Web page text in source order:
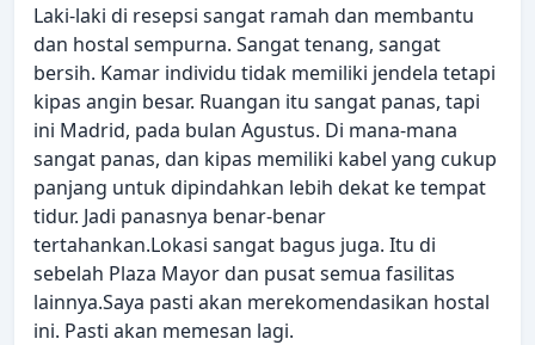
Laki-laki di resepsi sangat ramah dan membantu
dan hostal sempurna. Sangat tenang, sangat
bersih. Kamar individu tidak memiliki jendela tetapi
kipas angin besar. Ruangan itu sangat panas, tapi
ini Madrid, pada bulan Agustus. Di mana-mana
sangat panas, dan kipas memiliki kabel yang cukup
panjang untuk dipindahkan lebih dekat ke tempat
tidur. Jadi panasnya benar-benar
tertahankan.Lokasi sangat bagus juga. Itu di
sebelah Plaza Mayor dan pusat semua fasilitas
lainnya.Saya pasti akan merekomendasikan hostal
ini. Pasti akan memesan lagi.